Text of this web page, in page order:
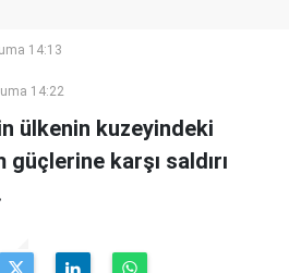
14:13
14:22
ülkenin kuzeyindeki
karşı saldırı